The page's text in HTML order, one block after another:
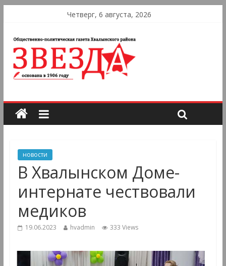
Четверг, 6 августа, 2026
новости
В Хвалынском Доме-
интернате чествовали
медиков
19.06.2023 hvadmin 333 Views